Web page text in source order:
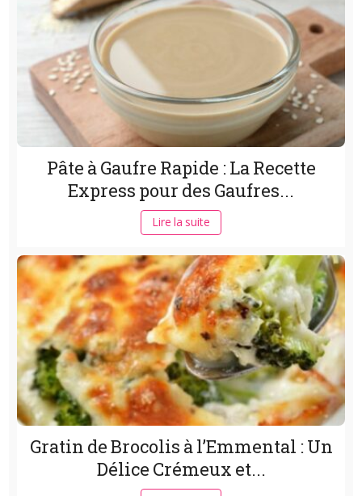
Pâte à Gaufre Rapide : La Recette
Express pour des Gaufres...
Lire la suite
Gratin de Brocolis à l’Emmental : Un
Délice Crémeux et...